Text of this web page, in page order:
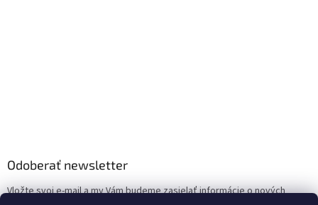
Odoberať newsletter
Vložte svoj e-mail a my Vám budeme zasielať informácie o nových